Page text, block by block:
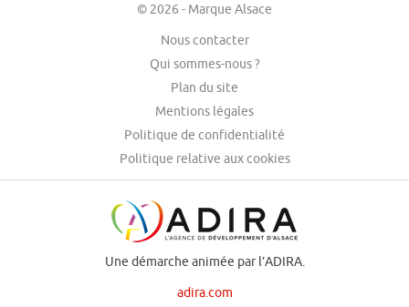
© 2026 - Marque Alsace
Nous contacter
Qui sommes-nous ?
Plan du site
Mentions légales
Politique de confidentialité
Politique relative aux cookies
Une démarche animée par l’ADIRA.
adira.com